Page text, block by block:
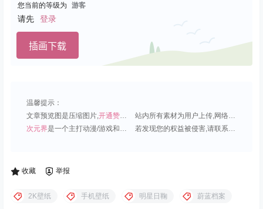
您当前的等级为 游客
请先 登录
插画下载
温馨提示：
文章预览图是压缩图片,开通赞助会员 可免费下载超清原图;
站内所有素材为用户上传,网络分享或原创,请勿用于商业用途;
次元界是一个主打动漫/游戏和虚拟偶像角色的插画壁纸平台; 若发现您的权益被侵害,请联系QQ1815919191,我们尽快处理.
收藏 举报
2K壁纸 手机壁纸 明星日鞠 蔚蓝档案